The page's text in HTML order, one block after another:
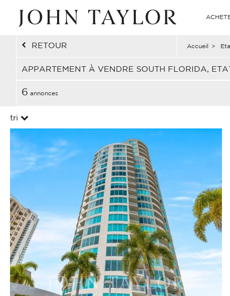
RETOUR Accueil >
APPARTEMENT À VENDRE SOUTH FLORIDA,
6 annonces
tri